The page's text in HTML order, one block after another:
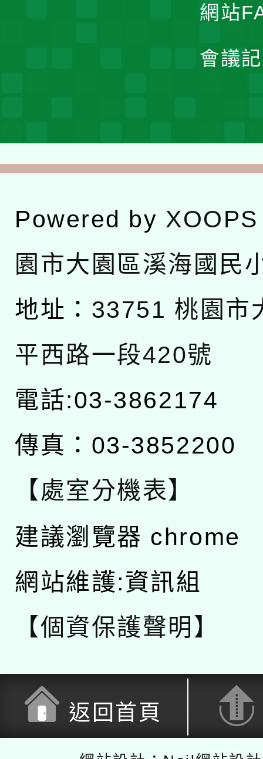
網站
會議
Powered by XOOPS
園市大園區溪海國民
地址： 33751 桃園市
平西路一段420號
電話:03-3862174
傳真：03-3852200
【處室分機表】
建議瀏覽器 chrome
網站維護:資訊組
【個資保護聲明】
返回首頁